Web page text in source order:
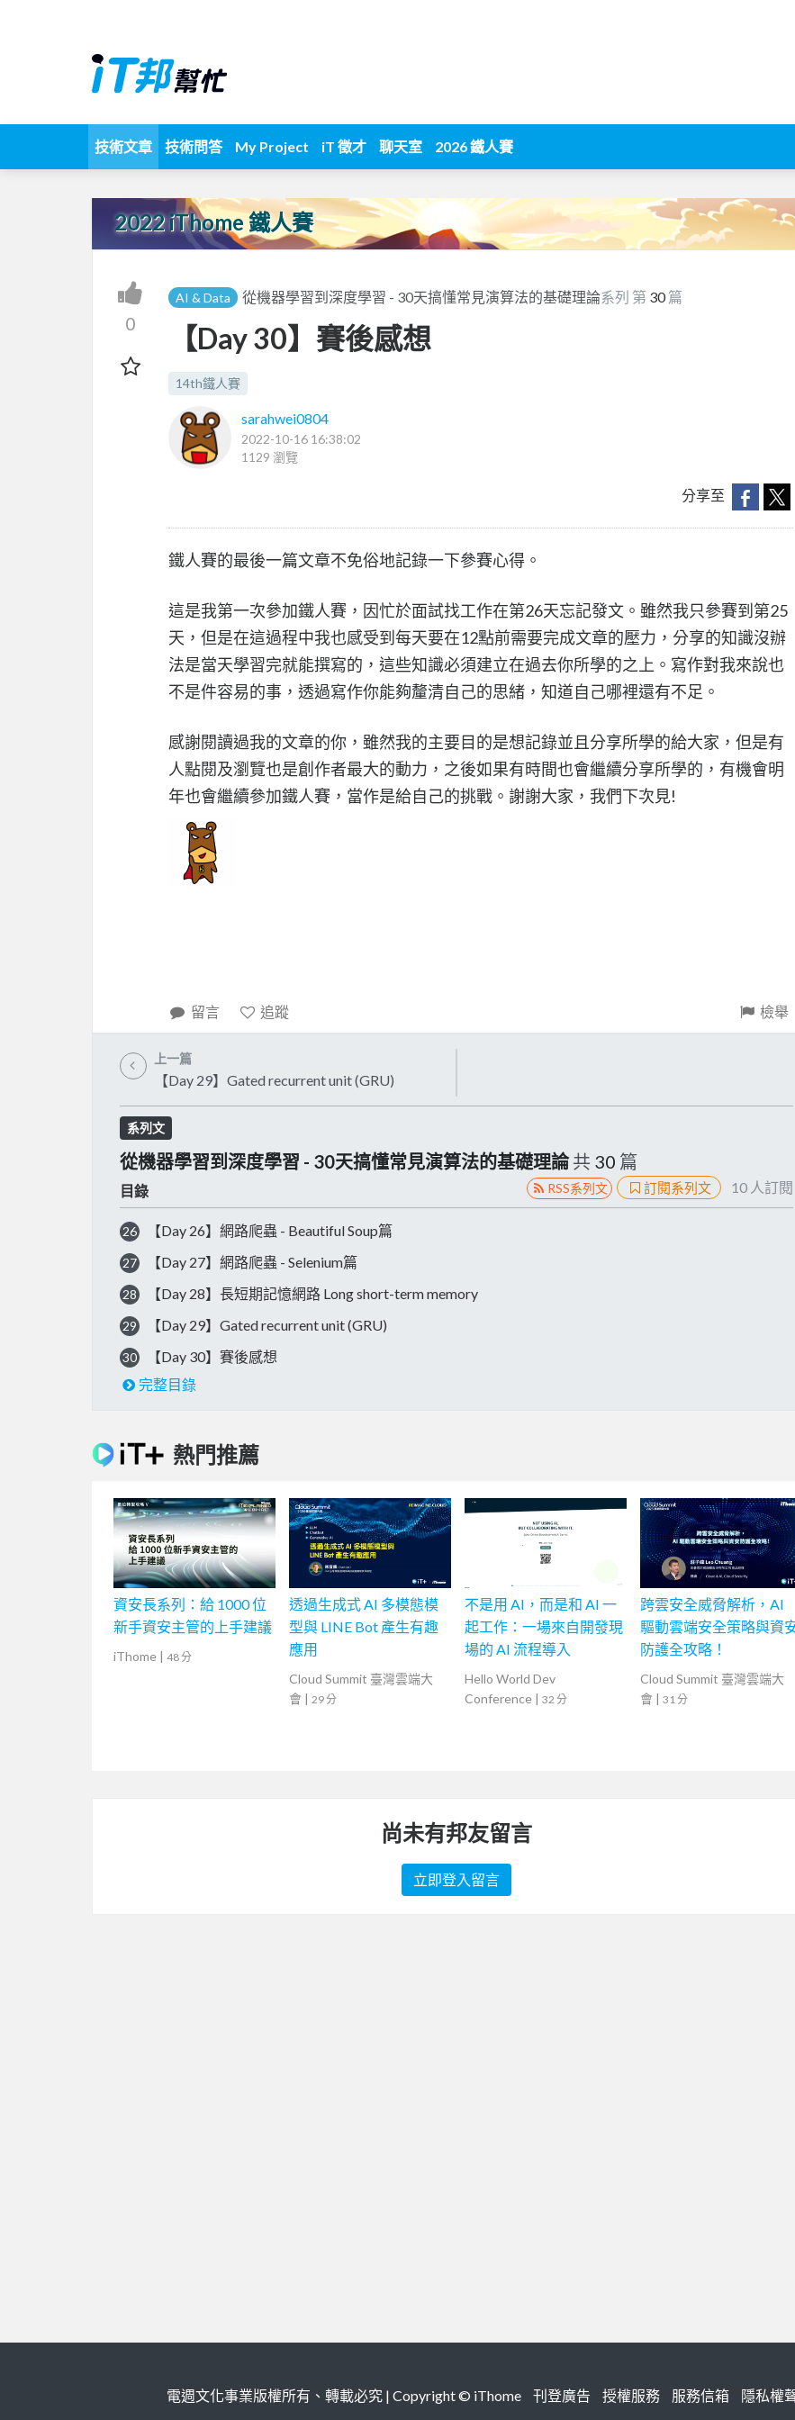
技術文章 技術問答 My Project iT 徵才 聊天室 2026 鐵人賽
2022 iThome 鐵人賽
0
AI & Data 從機器學習到深度學習 - 30天搞懂常見演算法的基礎理論系列 第 30篇
【Day 30】賽後感想
14th鐵人賽
sarahwei0804
2022-10-16 16:38:02
1129 瀏覽
分享至
鐵人賽的最後一篇文章不免俗地記錄一下參賽心得。
這是我第一次參加鐵人賽，因忙於面試找工作在第26天忘記發文。雖然我只參賽到第25
天，但是在這過程中我也感受到每天要在12點前需要完成文章的壓力，分享的知識沒辦
法是當天學習完就能撰寫的，這些知識必須建立在過去你所學的之上。寫作對我來說也
不是件容易的事，透過寫作你能夠釐清自己的思緒，知道自己哪裡還有不足。
感謝閱讀過我的文章的你，雖然我的主要目的是想記錄並且分享所學的給大家，但是有
人點閱及瀏覽也是創作者最大的動力，之後如果有時間也會繼續分享所學的，有機會明
年也會繼續參加鐵人賽，當作是給自己的挑戰。謝謝大家，我們下次見!
留言 追蹤 檢舉
上一篇
【Day 29】Gated recurrent unit (GRU)
系列文
從機器學習到深度學習 - 30天搞懂常見演算法的基礎理論共 30 篇
目錄 RSS系列文 訂閱系列文 10 人訂閱
26 【Day 26】網路爬蟲 - Beautiful Soup篇
27 【Day 27】網路爬蟲 - Selenium篇
28 【Day 28】長短期記憶網路 Long short-term memory
29 【Day 29】Gated recurrent unit (GRU)
30
【Day 30】賽後感想
完整目錄
熱門推薦
資安長系列：給 1000 位
新手資安主管的上手建議
iThome | 48 分
透過生成式 AI 多模態模
型與 LINE Bot 產生有趣
應用
Cloud Summit 臺灣雲端大
會 | 29 分
不是用 AI，而是和 AI 一
起工作：一場來自開發現
場的 AI 流程導入
Hello World Dev
Conference | 32 分
跨雲安全威脅解析，AI
驅動雲端安全策略與資
防護全攻略！
Cloud Summit 臺灣雲端大
會 | 31 分
尚未有邦友留言
立即登入留言
電週文化事業版權所有、轉載必究 | Copyright © iThome 刊登廣告 授權服務 服務信箱 隱私權